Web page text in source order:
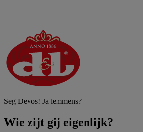
Seg Devos! Ja lemmens?
Wie zijt gij eigenlijk?